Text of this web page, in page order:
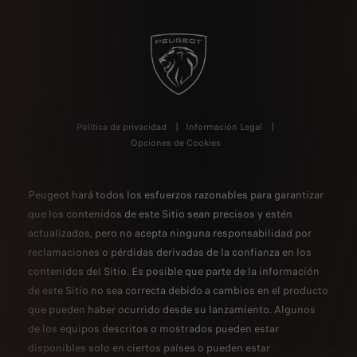
Política de privacidad
Información Legal
Opciones de Cookies
Peugeot hará todos los esfuerzos razonables para garantizar
que los contenidos de este Sitio sean precisos y estén
actualizados, pero no acepta ninguna responsabilidad por
reclamaciones o pérdidas derivadas de la confianza en los
contenidos del Sitio. Es posible que parte de la información
de este Sitio no sea correcta debido a cambios en el producto
que pueden haber ocurrido desde su lanzamiento. Algunos
de los equipos descritos o mostrados pueden estar
disponibles solo en ciertos países o pueden estar